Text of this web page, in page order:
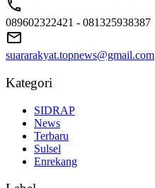
089602322421 - 081325938387
suararakyat.topnews@gmail.com
Kategori
SIDRAP
News
Terbaru
Sulsel
Enrekang